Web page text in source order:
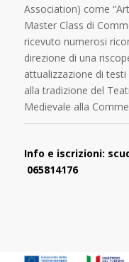
Association) come
Master Class di
ricevuto numerosi
direzione di una
attualizzazione di
alla tradizione del
Medievale alla
Info e iscrizioni:
065814176